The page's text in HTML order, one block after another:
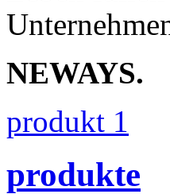
NEWAYS.
produkt 1
produkte